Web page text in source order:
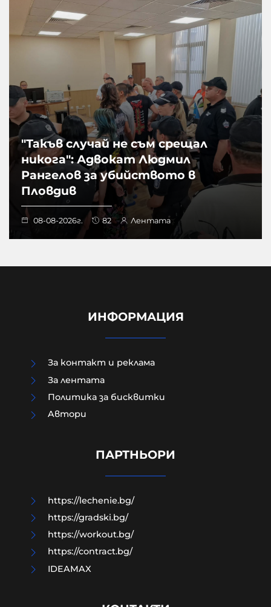
"Такъв случай не съм срещал
никога": Адвокат Людмил
Рангелов за убийството в
Пловдив
08-08-2026г. 82 Лентата
прости стъпки?
ИНФОРМАЦИЯ
За контакт и реклама
За лентата
Политика за бисквитки
Aвтори
ПАРТНЬОРИ
https://lechenie.bg/
https://gradski.bg/
https://workout.bg/
https://contract.bg/
IDEAMAX